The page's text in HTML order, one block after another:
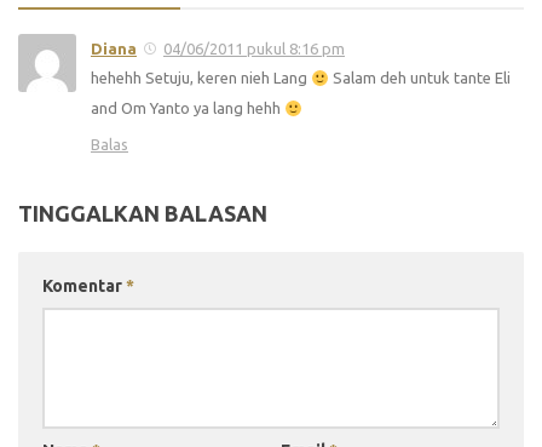
Diana
04/06/2011 pukul 8:16 pm
hehehh Setuju, keren nieh Lang
Salam deh untuk tante Eli
and Om Yanto ya lang hehh
Balas
TINGGALKAN BALASAN
Komentar*